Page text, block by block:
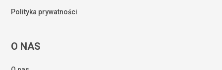
Polityka prywatności
O NAS